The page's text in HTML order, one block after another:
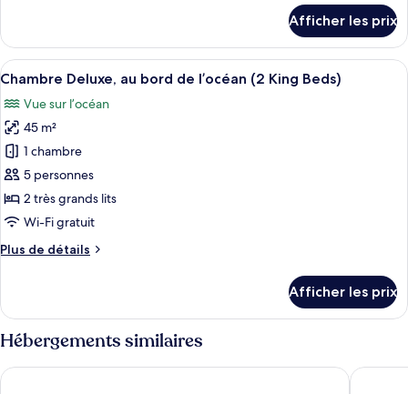
doubles,
au
bord
de
l’océan
Suite,
lits
au
bord
de
l’océan
Afficher les prix
Afficher
toutes
les
photos
pour
ce
type
de
chambre :
Chambre
bord
de
l’océan
(2
Une chambre d’hôtel avec un lit, un
4
Chambre Deluxe, au bord de l’océan (2 King Beds)
Vue sur l’océan
45 m²
1 chambre
5 personnes
2 très grands lits
Wi-Fi gratuit
Plus de détails
Plus
Chambre
Deluxe,
au
bord
de
Afficher les prix
Hébergements similaires
Guam Plaza Resort Pacific